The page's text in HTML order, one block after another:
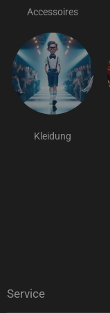
Accessoires
Kleidung
Service